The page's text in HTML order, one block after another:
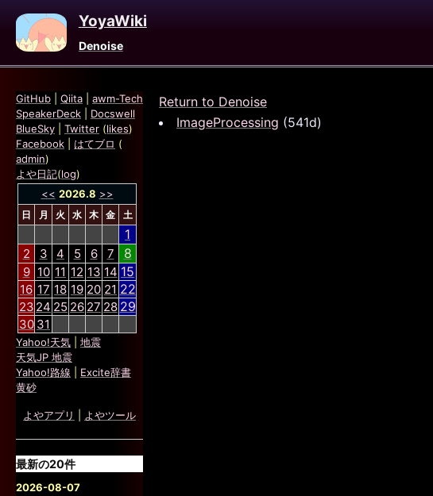
YoyaWiki
Denoise
Return to Denoise
ImageProcessing (541d)
GitHub Qiita
awm-Tech
SpeakerDeck
Docswell
BlueSky
Twitter (likes)
Facebook
はてブロ (
admin)
よや日記(log)
<< 2026.8 >>
日 月 火 水 木 金 土
1
2 3 4 5 6 7 8
9 10 11 12 13 14 15
16 17 18 19 20 21 22
23 24 25 26 27 28 29
30 31
Yahoo!天気
地震
天気JP 地震
Yahoo!路線
Excite辞書
黄砂
よやアプリ よやツール
最新の20件
2026-08-07